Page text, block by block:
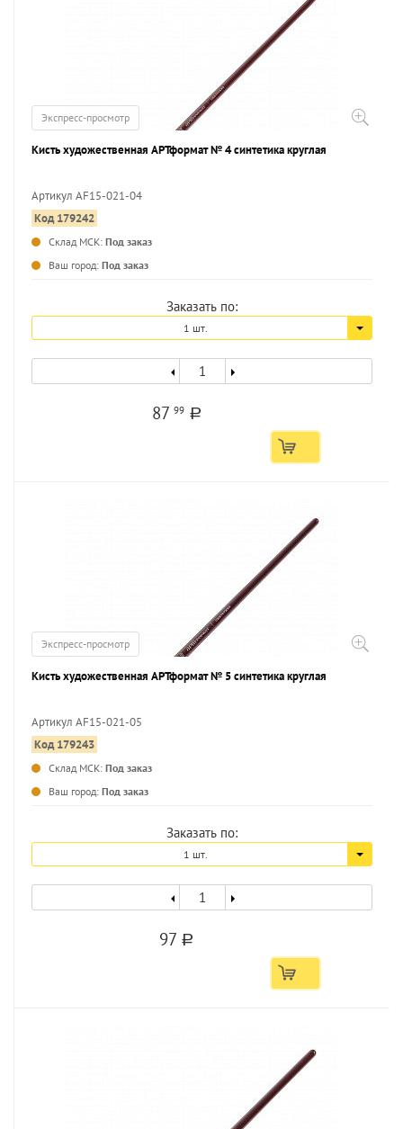
Экспресс-просмотр
Кисть художественная АРТформат № 4 синтетика круглая
Артикул AF15-021-04
Код 179242
Склад МСК: Под заказ
Ваш город: Под заказ
Заказать по:
1 шт.
87 99 a
Экспресс-просмотр
Кисть художественная АРТформат № 5 синтетика круглая
Артикул AF15-021-05
Код 179243
Склад МСК: Под заказ
Ваш город: Под заказ
Заказать по:
1 шт.
97 a